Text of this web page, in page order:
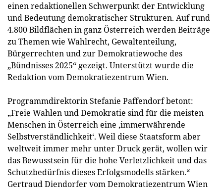
einen redaktionellen Schwerpunkt der Entwicklung
und Bedeutung demokratischer Strukturen. Auf rund
4.800 Bildflächen in ganz Österreich werden Beiträge
zu Themen wie Wahlrecht, Gewaltenteilung,
Bürgerrechten und zur Demokratiewoche des
„Bündnisses 2025“ gezeigt. Unterstützt wurde die
Redaktion vom Demokratiezentrum Wien.
Programmdirektorin Stefanie Paffendorf betont:
„Freie Wahlen und Demokratie sind für die meisten
Menschen in Österreich eine ‚immerwährende
Selbstverständlichkeit‘. Weil diese Staatsform aber
weltweit immer mehr unter Druck gerät, wollen wir
das Bewusstsein für die hohe Verletzlichkeit und das
Schutzbedürfnis dieses Erfolgsmodells stärken.“
Gertraud Diendorfer vom Demokratiezentrum Wien